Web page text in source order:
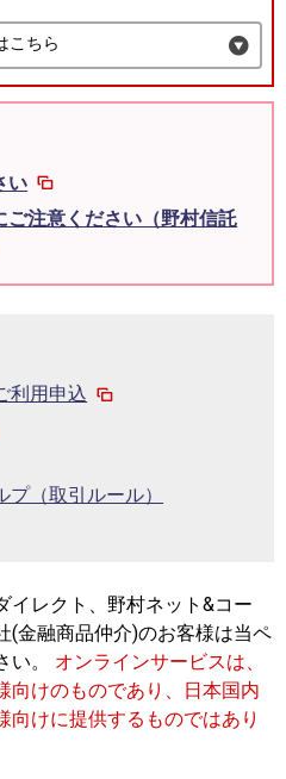
こちら
い
注意ください（野村信託
利用申込
（取引ルール）
イレクト、野村ネット&コー
(金融商品仲介)のお客様は当ペ
い。 オンラインサービスは、
向けのものであり、日本国内
向けに提供するものではあり